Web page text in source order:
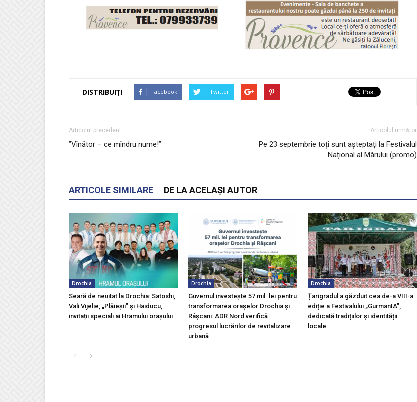
DISTRIBUIȚI Facebook Twitter
Articolul precedent
”Vînător – ce mîndru nume!”
Articolul următor
Pe 23 septembrie toți sunt așteptați la Festivalul
Național al Mărului (promo)
ARTICOLE SIMILARE DE LA ACELAȘI AUTOR
Drochia
Seară de neuitat la Drochia: Satoshi,
Vali Vijelie, „Plăieșii” și Haiducu,
invitații speciali ai Hramului orașului
Drochia
Guvernul investește 57 mil. lei pentru
transformarea orașelor Drochia și
Râșcani: ADR Nord verifică
progresul lucrărilor de revitalizare
urbană
Drochia
Țarigradul a găzduit cea de-a VIII-a
ediție a Festivalului „GurmanIA”,
dedicată tradițiilor și identității
locale